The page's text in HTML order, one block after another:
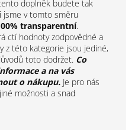
doplněk budete tak
jsme v tomto směru
transparentní.
ctí hodnoty zodpovědné a
z této kategorie jsou jediné,
toto dodržet. Co
a na vás
o nákupu. Je pro nás
možnosti a snad